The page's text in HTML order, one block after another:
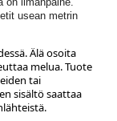
usean metrin
Älä osoita
melua. Tuote
tai
sisältö saattaa